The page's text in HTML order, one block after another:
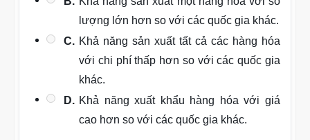
lượng lớn hơn so với các quốc gia khác.
C. Khả năng sản xuất tất cả các hàng hóa
với chi phí thấp hơn so với các quốc gia
khác.
D. Khả năng xuất khẩu hàng hóa với giá
cao hơn so với các quốc gia khác.